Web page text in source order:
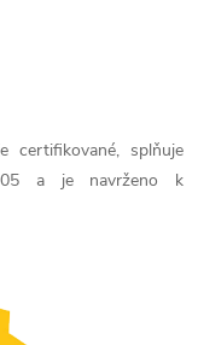
certifikované, splňuje
a je navrženo k